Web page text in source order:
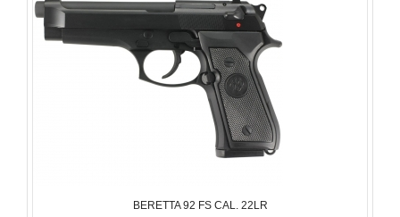
BERETTA 92 FS CAL. 22LR